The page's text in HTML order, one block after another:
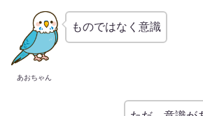
あおちゃん
ものではなく意識